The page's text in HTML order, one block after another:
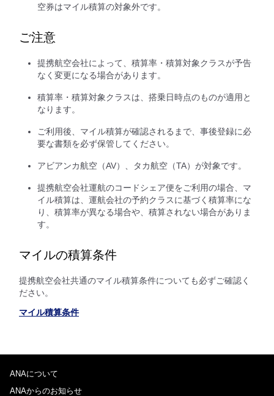
空券はマイル積算の対象外です。
ご注意
提携航空会社によって、積算率・積算対象クラスが予告
なく変更になる場合があります。
積算率・積算対象クラスは、搭乗日時点のものが適用と
なります。
ご利用後、マイル積算が確認されるまで、事後登録に必
要な書類を必ず保管してください。
アビアンカ航空（AV）、タカ航空（TA）が対象です。
提携航空会社運航のコードシェア便をご利用の場合、マ
イル積算は、運航会社の予約クラスに基づく積算率にな
り、積算率が異なる場合や、積算されない場合がありま
す。
マイルの積算条件
提携航空会社共通のマイル積算条件についても必ずご確認く
ださい。
マイル積算条件
ANAについて
ANAからのお知らせ